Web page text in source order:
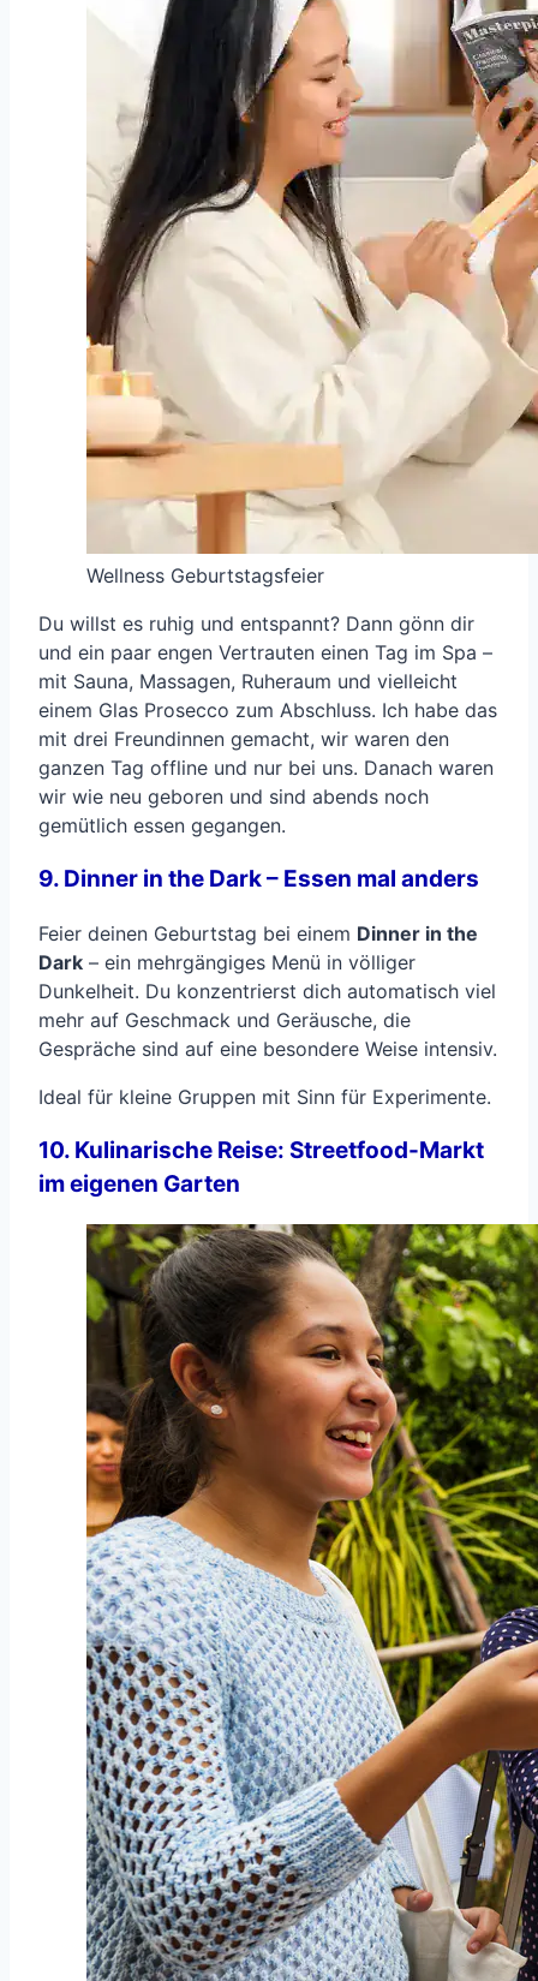
Wellness Geburtstagsfeier
Du willst es ruhig und entspannt? Dann gönn dir
und ein paar engen Vertrauten einen Tag im Spa –
mit Sauna, Massagen, Ruheraum und vielleicht
einem Glas Prosecco zum Abschluss. Ich habe das
mit drei Freundinnen gemacht, wir waren den
ganzen Tag offline und nur bei uns. Danach waren
wir wie neu geboren und sind abends noch
gemütlich essen gegangen.
9. Dinner in the Dark – Essen mal anders
Feier deinen Geburtstag bei einem Dinner in the
Dark – ein mehrgängiges Menü in völliger
Dunkelheit. Du konzentrierst dich automatisch viel
mehr auf Geschmack und Geräusche, die
Gespräche sind auf eine besondere Weise intensiv.
Ideal für kleine Gruppen mit Sinn für Experimente.
10. Kulinarische Reise: Streetfood-Markt
im eigenen Garten